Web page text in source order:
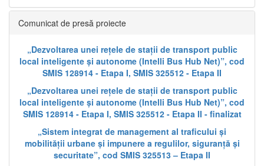
Comunicat de presă proiecte
„Dezvoltarea unei rețele de stații de transport public
local inteligente și autonome (Intelli Bus Hub Net)”, cod
SMIS 128914 - Etapa I, SMIS 325512 - Etapa II
„Dezvoltarea unei rețele de stații de transport public
local inteligente și autonome (Intelli Bus Hub Net)”, cod
SMIS 128914 - Etapa I, SMIS 325512 - Etapa II - finalizat
„Sistem integrat de management al traficului și
mobilității urbane și impunere a regulilor, siguranță și
securitate”, cod SMIS 325513 – Etapa II